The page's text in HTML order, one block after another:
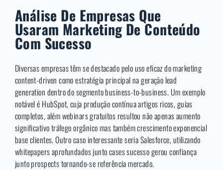
Análise De Empresas Que
Usaram Marketing De Conteúdo
Com Sucesso
Diversas empresas têm se destacado pelo uso eficaz do marketing
content-driven como estratégia principal na geração lead
generation dentro do segmento business-to-business. Um exemplo
notável é HubSpot, cuja produção contínua artigos ricos, guias
completos, além webinars gratuitos resultou não apenas aumento
significativo tráfego orgânico mas também crescimento exponencial
base clientes. Outro caso interessante seria Salesforce, utilizando
whitepapers aprofundados junto cases sucesso gerou confiança
junto prospects tornando-se referência mercado.